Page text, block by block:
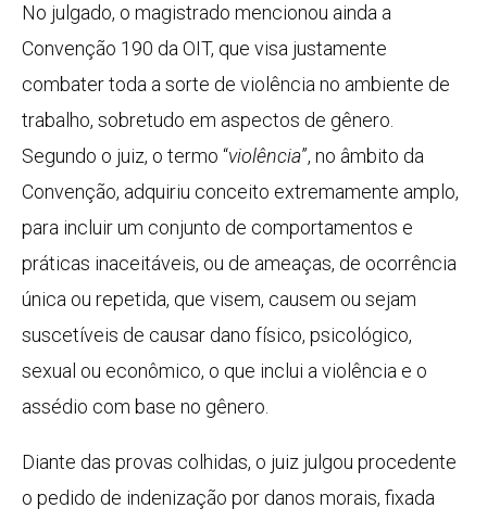
No julgado, o magistrado mencionou ainda a
Convenção 190 da OIT, que visa justamente
combater toda a sorte de violência no ambiente de
trabalho, sobretudo em aspectos de gênero.
Segundo o juiz, o termo “violência”, no âmbito da
Convenção, adquiriu conceito extremamente amplo,
para incluir um conjunto de comportamentos e
práticas inaceitáveis, ou de ameaças, de ocorrência
única ou repetida, que visem, causem ou sejam
suscetíveis de causar dano físico, psicológico,
sexual ou econômico, o que inclui a violência e o
assédio com base no gênero.
Diante das provas colhidas, o juiz julgou procedente
o pedido de indenização por danos morais, fixada